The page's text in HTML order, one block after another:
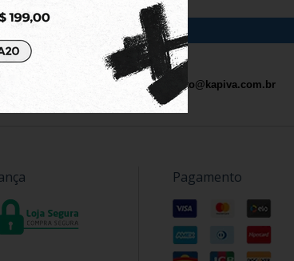
contato@kapiva.com.br
Pagamento